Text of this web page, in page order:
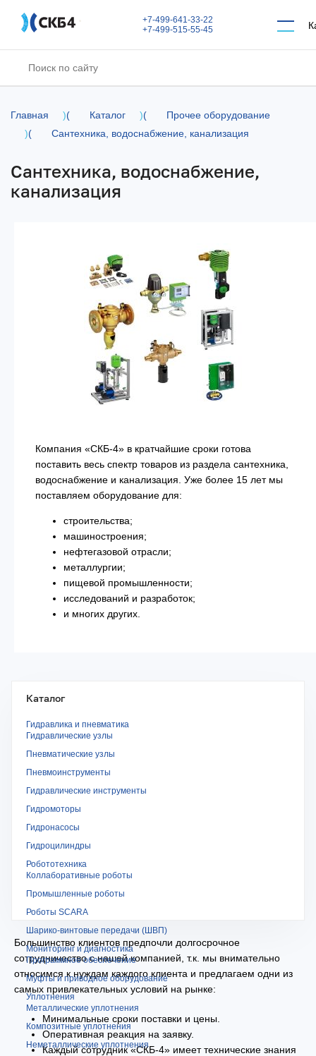
+7-499-641-33-22
+7-499-515-55-45
Главная )( Каталог )(
Прочее оборудование
)( Сантехника, водоснабжение, канализация
Сантехника, водоснабжение,
канализация
Компания «СКБ-4» в кратчайшие сроки готова
поставить весь спектр товаров из раздела сантехника,
водоснабжение и канализация. Уже более 15 лет мы
поставляем оборудование для:
строительства;
машиностроения;
нефтегазовой отрасли;
металлургии;
пищевой промышленности;
исследований и разработок;
и многих других.
Каталог
Гидравлика и пневматика
Гидравлические узлы
Пневматические узлы
Пневмоинструменты
Гидравлические инструменты
Гидромоторы
Гидронасосы
Гидроцилиндры
Робототехника
Коллаборативные роботы
Промышленные роботы
Роботы SCARA
Шарико-винтовые передачи (ШВП)
Мониторинг и диагностика
Программное обеспечение
Муфты и приводное оборудование
Уплотнения
Металлические уплотнения
Композитные уплотнения
Неметаллические уплотнения
Большинство клиентов предпочли долгосрочное
сотрудничество с нашей компанией, т.к. мы внимательно
относимся к нуждам каждого клиента и предлагаем одни из
самых привлекательных условий на рынке:
Минимальные сроки поставки и цены.
Оперативная реакция на заявку.
Каждый сотрудник «СКБ-4» имеет технические знания